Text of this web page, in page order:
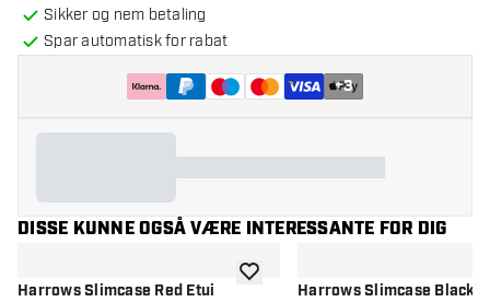
Sikker og nem betaling
Spar automatisk for rabat
+3
DISSE KUNNE OGSÅ VÆRE INTERESSANTE FOR DIG
Harrows Slimcase Red Etui tilføje til ønskeliste
Harrows Slimcase Black